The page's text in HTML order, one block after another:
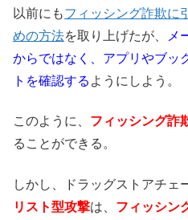
以前にもフィッシング詐欺に
めの方法を取り上げたが、
メ
からではなく、アプリやブッ
トを確認する ようにしよう。
このように、 フィッシング詐
ることができる。
しかし、ドラッグストアチェ
リスト型攻撃は、 フィッシン